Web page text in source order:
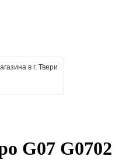
в г. Твери
G07 G0702